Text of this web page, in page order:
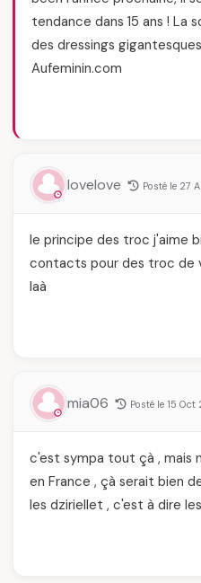
tendance dans 15 ans ! La
des dressings
Aufeminin.com
lovelove Posté le 27
le principe des troc j'aime
contacts pour des troc de
laà
mia06 Posté le 15 Oct
c'est sympa tout çà , mais
en France , çà serait bien
les dziriellet , c'est à dire